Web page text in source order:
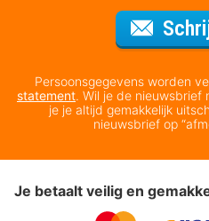
Persoonsgegevens worden
statement. Wil je de nieuwsbrief
je je altijd gemakkelijk
nieuwsbrief op
Je betaalt veilig en